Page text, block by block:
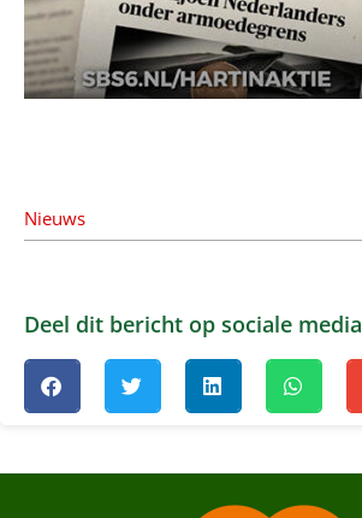
Nieuws
Deel dit bericht op sociale media